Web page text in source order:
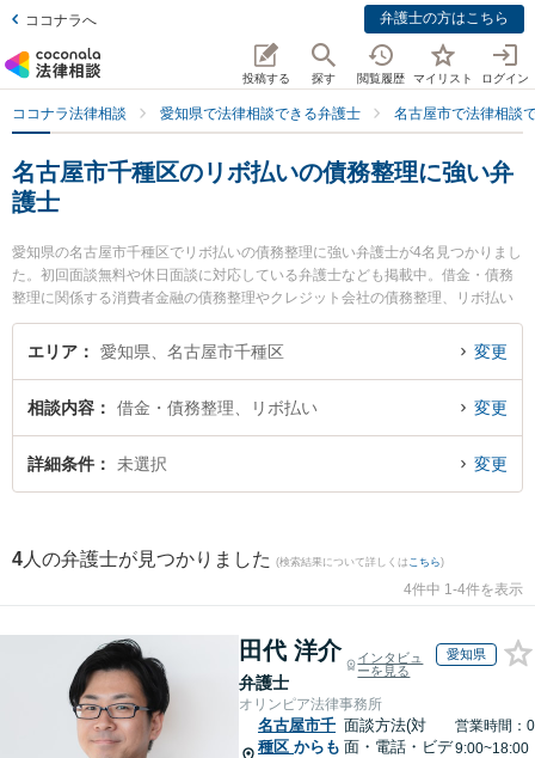
ココナラへ 弁護士の方はこちら
投稿する 探す 閲覧履歴 マイリスト ログイン
ココナラ法律相談 愛知県で法律相談できる弁護士 名古屋市で法律相談
名古屋市千種区のリボ払いの債務整理に強い弁
護士
愛知県の名古屋市千種区でリボ払いの債務整理に強い弁護士が4名見つかりまし
た。初回面談無料や休日面談に対応している弁護士なども掲載中。借金・債務
整理に関係する消費者金融の債務整理やクレジット会社の債務整理、リボ払い
の債務整理等の細かな分野での絞り込み検索もでき便利です。特によつば法律
事務所の鈴木 隆史弁護士や星ヶ丘法律事務所の宮城 佳典弁護士、弁護士法人名
たリボ払いの債務整理のトラブルを今すぐに弁護士に相談したい』『リボ払い
の債務整理のトラブル解決の実績豊富な近くの弁護士を検索したい』『初回相
談無料でリボ払いの債務整理を法律相談できる名古屋市千種区内の弁護士に相
エリア 愛知県、名古屋市千種区 変更
相談内容 借金・債務整理、リボ払い 変更
詳細条件 未選択 変更
4 人の弁護士が見つかりました (検索結果について詳しくは こちら)
4件中 1-4件を表示
田代 洋介
弁護士
インタビュ
ーを見る
愛知県
オリンピア法律事務所
名古屋市千
種区 からも
面談方法(対
面・電話・ビデ
営業時間：0
9:00~18:00